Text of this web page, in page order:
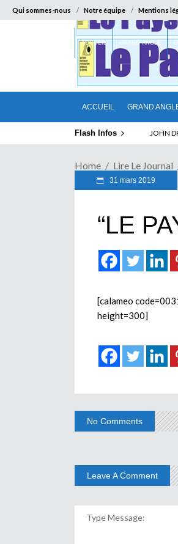
Qui sommes-nous Notre équipe Mentions
ACCUEIL GRAND
ACCUEIL GRAND ANGLE
Flash Infos
Home Lire Le Journal
31 mars 2019
“LE
[calameo
height=300]
No Comments
Leave A Comment